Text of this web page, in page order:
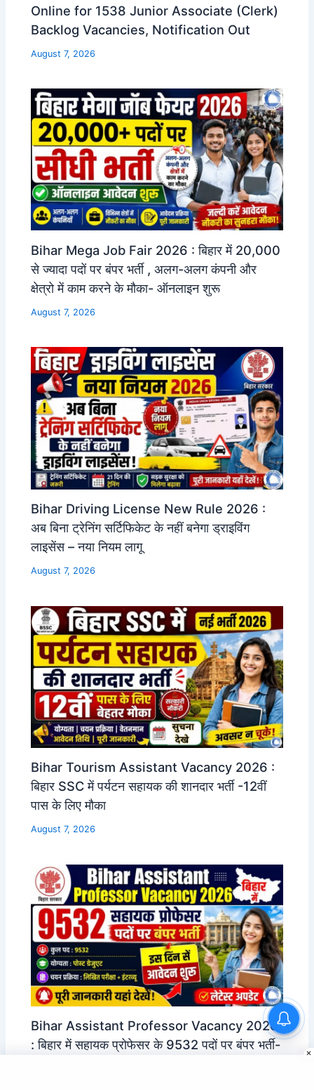
Online for 1538 Junior Associate (Clerk)
Backlog Vacancies, Notification Out
August 7, 2026
Bihar Mega Job Fair 2026 : बिहार में 20,000
से ज्यादा पदों पर बंपर भर्ती , अलग-अलग कंपनी और
क्षेत्रो में काम करने के मौका- ऑनलाइन शुरू
August 7, 2026
Bihar Driving License New Rule 2026 :
अब बिना ट्रेनिंग सर्टिफिकेट के नहीं बनेगा ड्राइविंग
लाइसेंस – नया नियम लागू
August 7, 2026
Bihar Tourism Assistant Vacancy 2026 :
बिहार SSC में पर्यटन सहायक की शानदार भर्ती -12वीं
पास के लिए मौका
August 7, 2026
Bihar Assistant Professor Vacancy 2026
: बिहार में सहायक प्रोफेसर के 9532 पदों पर बंपर भर्ती-